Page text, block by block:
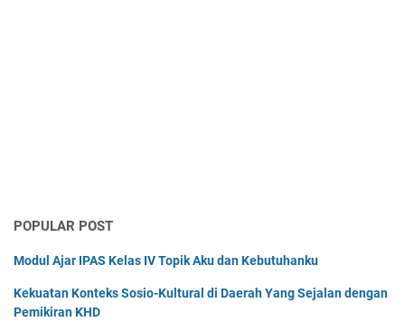
POPULAR POST
Modul Ajar IPAS Kelas IV Topik Aku dan Kebutuhanku
Kekuatan Konteks Sosio-Kultural di Daerah Yang Sejalan dengan
Pemikiran KHD